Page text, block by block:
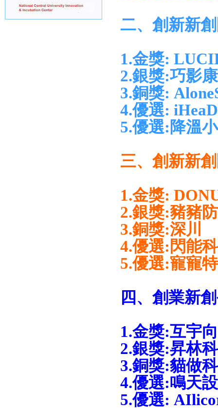
二、創新新
1.金獎:
2.銀獎:巧影
3.銅獎:
4.優選:
5.優選:降溫
三、創新新
1.金獎:
2.銀獎:豬豬
3.銅獎:深川
4.優選:閃能
5.優選:寵寵
四、創業新
1.金獎:互宇
2.銀獎:昇林
3.銅獎:貓做
4.優選:鳴天
5.優選: